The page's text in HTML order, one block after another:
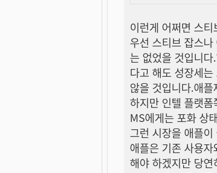
이런게 어쩌면 스
우선 스티브 잡스
는 없었을 것입니
다고 해도 성장세
않을 것입니다.애
하지만 인텔 플랫
MS에게는 포화 상
그런 시장을 애플
애플은 기존 사용
해야 하겠지만 당